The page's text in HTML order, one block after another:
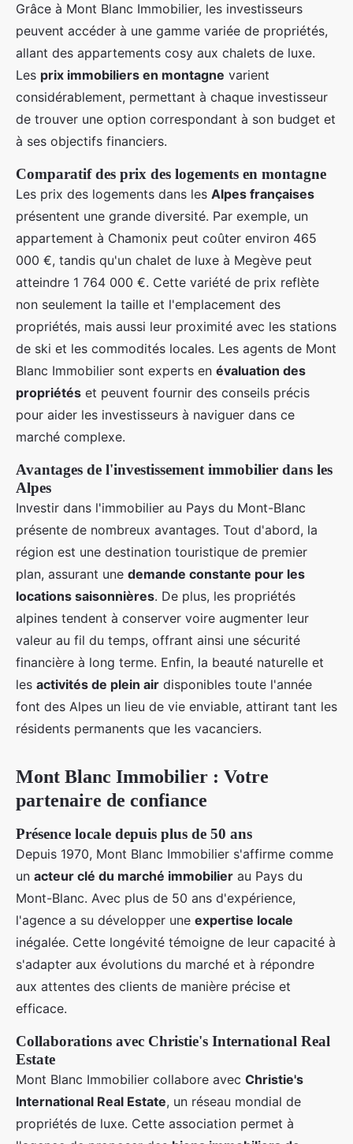
Grâce à Mont Blanc Immobilier, les investisseurs
peuvent accéder à une gamme variée de propriétés,
allant des appartements cosy aux chalets de luxe.
Les prix immobiliers en montagne varient
considérablement, permettant à chaque investisseur
de trouver une option correspondant à son budget et
à ses objectifs financiers.
Comparatif des prix des logements en montagne
Les prix des logements dans les Alpes françaises
présentent une grande diversité. Par exemple, un
appartement à Chamonix peut coûter environ 465
000 €, tandis qu'un chalet de luxe à Megève peut
atteindre 1 764 000 €. Cette variété de prix reflète
non seulement la taille et l'emplacement des
propriétés, mais aussi leur proximité avec les stations
de ski et les commodités locales. Les agents de Mont
Blanc Immobilier sont experts en évaluation des
propriétés et peuvent fournir des conseils précis
pour aider les investisseurs à naviguer dans ce
marché complexe.
Avantages de l'investissement immobilier dans les
Alpes
Investir dans l'immobilier au Pays du Mont-Blanc
présente de nombreux avantages. Tout d'abord, la
région est une destination touristique de premier
plan, assurant une demande constante pour les
locations saisonnières. De plus, les propriétés
alpines tendent à conserver voire augmenter leur
valeur au fil du temps, offrant ainsi une sécurité
financière à long terme. Enfin, la beauté naturelle et
les activités de plein air disponibles toute l'année
font des Alpes un lieu de vie enviable, attirant tant les
résidents permanents que les vacanciers.
Mont Blanc Immobilier : Votre
partenaire de confiance
Présence locale depuis plus de 50 ans
Depuis 1970, Mont Blanc Immobilier s'affirme comme
un acteur clé du marché immobilier au Pays du
Mont-Blanc. Avec plus de 50 ans d'expérience,
l'agence a su développer une expertise locale
inégalée. Cette longévité témoigne de leur capacité à
s'adapter aux évolutions du marché et à répondre
aux attentes des clients de manière précise et
efficace.
Collaborations avec Christie's International Real
Estate
Mont Blanc Immobilier collabore avec Christie's
International Real Estate, un réseau mondial de
propriétés de luxe. Cette association permet à